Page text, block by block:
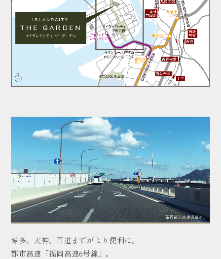
福岡都市高速道路※1
博多、天神、百道までがより便利に。
都市高速「福岡高速6号線」。